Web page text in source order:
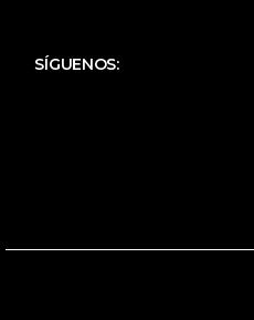
SÍGUENOS: